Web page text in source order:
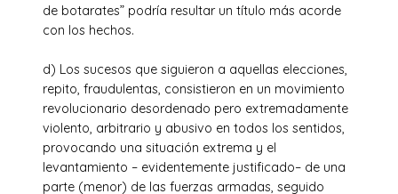
de botarates” podría resultar un título más acorde
con los hechos.
d) Los sucesos que siguieron a aquellas elecciones,
repito, fraudulentas, consistieron en un movimiento
revolucionario desordenado pero extremadamente
violento, arbitrario y abusivo en todos los sentidos,
provocando una situación extrema y el
levantamiento – evidentemente justificado– de una
parte (menor) de las fuerzas armadas, seguido